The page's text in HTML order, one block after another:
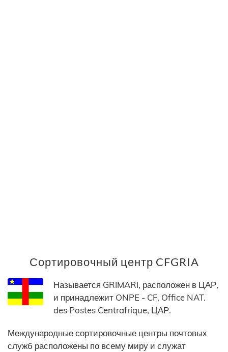
Сортировочный центр CFGRIA
Называется GRIMARI, расположен в ЦАР,
и принадлежит ONPE - CF, Office NAT.
des Postes Centrafrique, ЦАР.
Международные сортировочные центры почтовых
служб расположены по всему миру и служат